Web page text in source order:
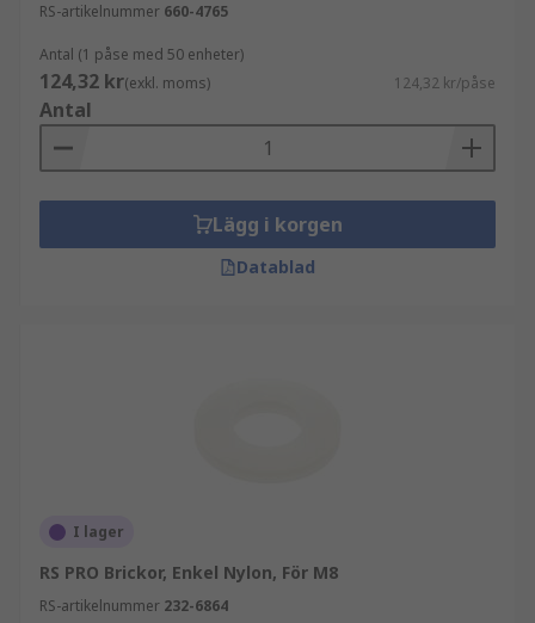
RS-artikelnummer 660-4765
Antal (1 påse med 50 enheter)
124,32 kr(exkl. moms) 124,32 kr/påse
Antal
Lägg i korgen
Datablad
I lager
RS PRO Brickor, Enkel Nylon, För M8
RS-artikelnummer 232-6864